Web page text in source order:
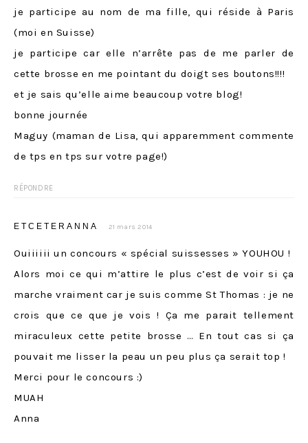
je participe au nom de ma fille, qui réside à Paris
(moi en Suisse)
je participe car elle n’arrête pas de me parler de
cette brosse en me pointant du doigt ses boutons!!!!
et je sais qu’elle aime beaucoup votre blog!
bonne journée
Maguy (maman de Lisa, qui apparemment commente
de tps en tps sur votre page!)
RÉPONDRE
ETCETERANNA 21 mars 2014
Ouiiiiii un concours « spécial suissesses » YOUHOU !
Alors moi ce qui m’attire le plus c’est de voir si ça
marche vraiment car je suis comme St Thomas : je ne
crois que ce que je vois ! Ça me parait tellement
miraculeux cette petite brosse … En tout cas si ça
pouvait me lisser la peau un peu plus ça serait top !
Merci pour le concours :)
MUAH
Anna